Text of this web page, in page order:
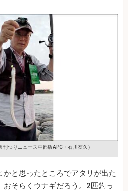
刊つりニュース中部版APC・石川友久）
かと思ったところでアタリが出た
おそらくウナギだろう。2匹釣っ